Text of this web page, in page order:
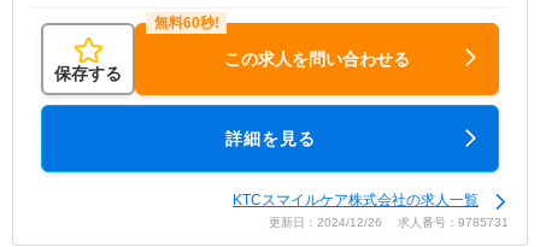
保存する
この求人を問い合わせる
詳細を見る
KTCスマイルケア株式会社の求人一覧
更新日：2024/12/26 求人番号：9785731